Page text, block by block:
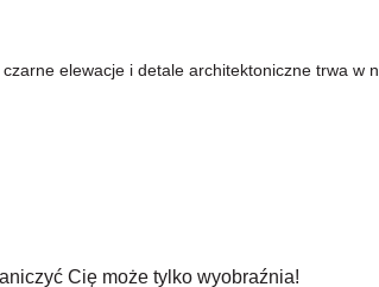
elewacje i detale architektoniczne trwa w
Cię może tylko wyobraźnia!